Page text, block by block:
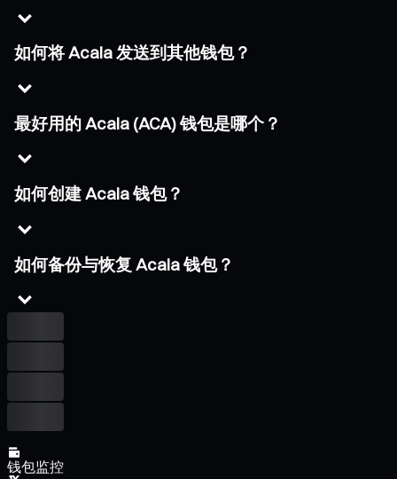
如何将 Acala 发送到其他钱包？
最好用的 Acala (ACA) 钱包是哪个？
如何创建 Acala 钱包？
如何备份与恢复 Acala 钱包？
钱包监控